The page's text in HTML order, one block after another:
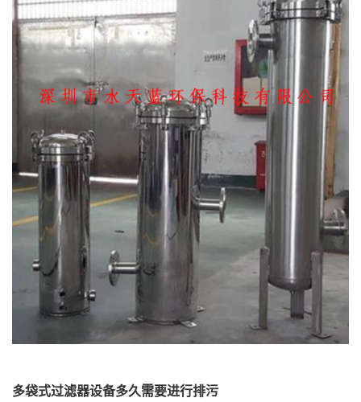
多袋式过滤器设备多久需要进行排污